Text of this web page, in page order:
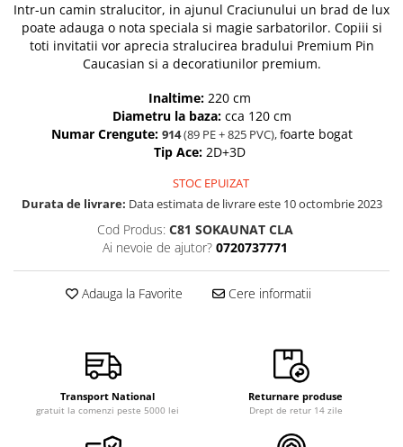
Intr-un camin stralucitor, in ajunul Craciunului un brad de lux
poate adauga o nota speciala si magie sarbatorilor. Copiii si
toti invitatii vor aprecia stralucirea bradului Premium Pin
Caucasian si a decoratiunilor premium.
Inaltime: 220 cm
Diametru la baza:cca 120 cm
Numar Crengute: 914(89 PE + 825 PVC),foarte bogat
Tip Ace: 2D+3D
STOC EPUIZAT
Durata de livrare: Data estimata de livrare este 10 octombrie 2023
Cod Produs: C81 SOKAUNAT CLA
Ai nevoie de ajutor? 0720737771
Adauga la Favorite Cere informatii
Transport National
gratuit la comenzi peste 5000 lei
Returnare produse
Drept de retur 14 zile